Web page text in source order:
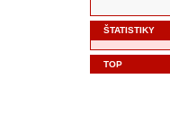
ŠTATISTIKY
TOP